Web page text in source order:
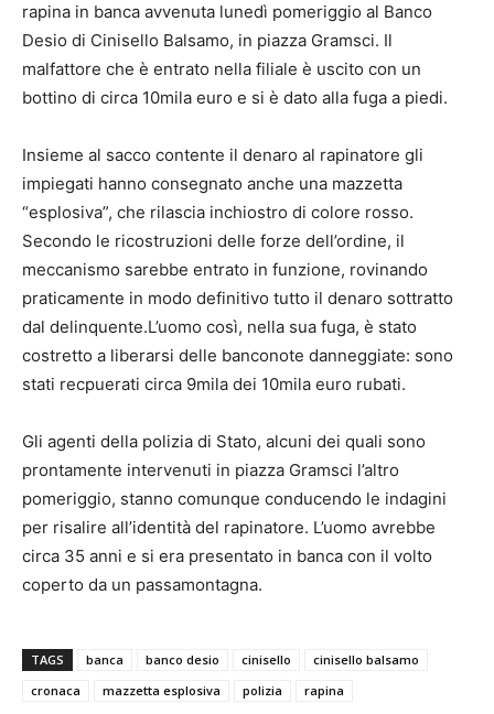
rapina in banca avvenuta lunedì pomeriggio al Banco
Desio di Cinisello Balsamo, in piazza Gramsci. Il
malfattore che è entrato nella filiale è uscito con un
bottino di circa 10mila euro e si è dato alla fuga a piedi.
Insieme al sacco contente il denaro al rapinatore gli
impiegati hanno consegnato anche una mazzetta
“esplosiva”, che rilascia inchiostro di colore rosso.
Secondo le ricostruzioni delle forze dell’ordine, il
meccanismo sarebbe entrato in funzione, rovinando
praticamente in modo definitivo tutto il denaro sottratto
dal delinquente.L’uomo così, nella sua fuga, è stato
costretto a liberarsi delle banconote danneggiate: sono
stati recpuerati circa 9mila dei 10mila euro rubati.
Gli agenti della polizia di Stato, alcuni dei quali sono
prontamente intervenuti in piazza Gramsci l’altro
pomeriggio, stanno comunque conducendo le indagini
per risalire all’identità del rapinatore. L’uomo avrebbe
circa 35 anni e si era presentato in banca con il volto
coperto da un passamontagna.
TAGS banca banco desio cinisello
cinisello balsamo
cronaca
mazzetta esplosiva polizia rapina